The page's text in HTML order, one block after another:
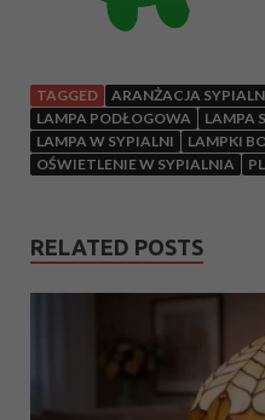
TAGGED ARANŻACJA
LAMPA PODŁOGOWA
LAMPA
LAMPA W SYPIALNI
LAMPKI
OŚWIETLENIE W SYPIALNIA
RELATED POSTS